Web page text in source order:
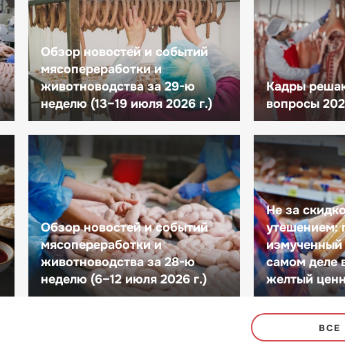
Обзор новостей и событий
мясопереработки и
животноводства за 29-ю
неделю (13–19 июля 2026 г.)
Кадры
вопросы
Обзор новостей и событий
мясопереработки и
животноводства за 28-ю
неделю (6–12 июля 2026 г.)
Не за
утешением:
измученный
самом деле
желтый
ВСЕ